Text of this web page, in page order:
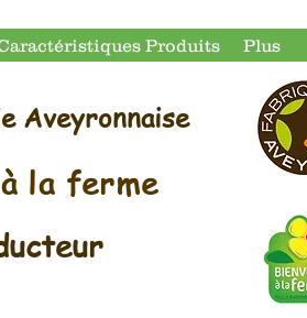
Produits Plus
Aveyronnaise
la ferme